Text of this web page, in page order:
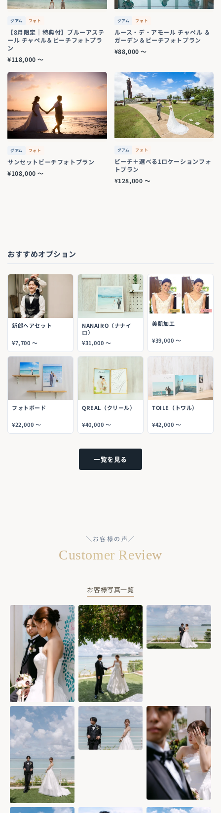
グアム フォト
【8月限定｜特典付】ブルーアステ
ール チャペル＆ビーチフォトプラ
ン
¥118,000 〜
グアム フォト
ルース・デ・アモール チャペル ＆
ガーデン＆ビーチフォトプラン
¥88,000 〜
グアム フォト
サンセットビーチフォトプラン
¥108,000 〜
グアム フォト
ビーチ＋選べる1ロケーションフォ
トプラン
¥128,000 〜
おすすめオプション
新郎ヘアセット
¥7,700 〜
NANAIRO（ナナイ
ロ）
¥31,000 〜
美肌加工
¥39,000 〜
フォトボード
¥22,000 〜
QREAL（クリール）
¥40,000 〜
TOILE（トワル）
¥42,000 〜
一覧を見る
＼お客様の声／
Customer Review
お客様写真一覧